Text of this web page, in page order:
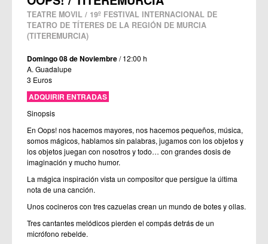
TEATRE MOVIL / 19º FESTIVAL INTERNACIONAL DE
TEATRO DE TÍTERES DE LA REGIÓN DE MURCIA
(TITEREMURCIA)
Domingo 08 de Noviembre/ 12:00 h
A. Guadalupe
3 Euros
ADQUIRIR ENTRADAS
Sinopsis
En Oops! nos hacemos mayores, nos hacemos pequeños, música,
somos mágicos, hablamos sin palabras, jugamos con los objetos y
los objetos juegan con nosotros y todo… con grandes dosis de
imaginación y mucho humor.
La mágica inspiración vista un compositor que persigue la última
nota de una canción.
Unos cocineros con tres cazuelas crean un mundo de botes y ollas.
Tres cantantes melódicos pierden el compás detrás de un
micrófono rebelde.